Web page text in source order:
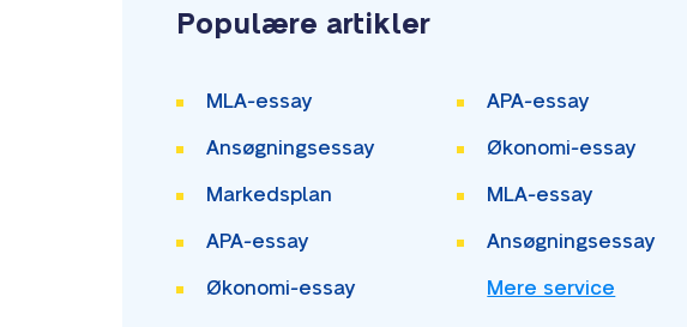
Populære artikler
MLA-essay APA-essay
Ansøgningsessay Økonomi-essay
Markedsplan MLA-essay
APA-essay Ansøgningsessay
Økonomi-essay Mere service